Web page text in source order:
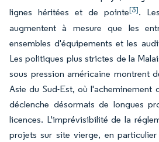
lignes héritées et de pointe[3].
augmentent à mesure que les
ensembles d'équipements et les
Les politiques plus strictes de la
sous pression américaine montrent
Asie du Sud-Est, où l'acheminement
déclenche désormais de longues
licences. L'imprévisibilité de la
projets sur site vierge, en